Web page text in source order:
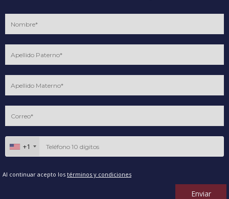
+1
Al continuar acepto los términos y condiciones
Enviar